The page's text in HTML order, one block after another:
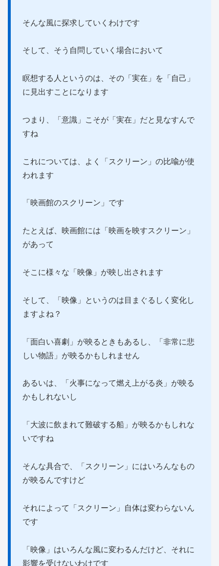
そんな風に探求していくわけです
そして、そう自問していく場合において
瞑想する人というのは、その「実在」を「自己」
に見出すことになります
つまり、「意識」こそが「実在」だと見なすんで
すね
これについては、よく「スクリーン」の比喩が使
われます
「映画館のスクリーン」です
たとえば、映画館には「映画を映すスクリーン」
があって
そこに様々な「映像」が映し出されます
そして、「映像」というのは目まぐるしく変化し
ますよね？
「面白い喜劇」が映るときもあるし、「非常に悲
しい物語」が映るかもしれません
あるいは、「火事になって燃え上がる炎」が映る
かもしれないし
「大波に飲まれて難破する船」が映るかもしれな
いですね
そんな具合で、「スクリーン」にはいろんなもの
が映るんですけど
それによって「スクリーン」自体は変わらないん
です
「映像」はいろんな風に変わるんだけど、それに
影響を受けないわけです